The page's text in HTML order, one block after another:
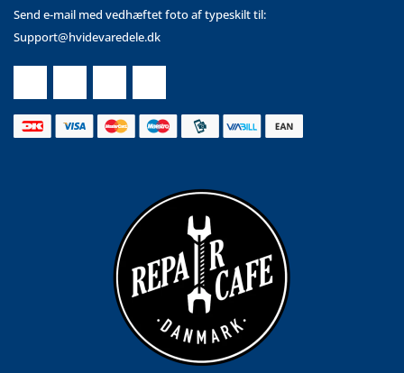
Send e-mail med vedhæftet foto af typeskilt til:
Support@hvidevaredele.dk